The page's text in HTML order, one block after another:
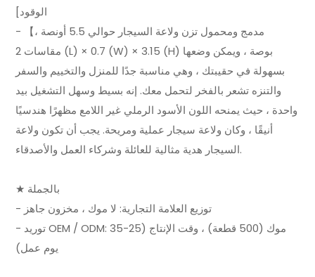
الوقود]
- 【مدمج ومحمول تزن ولاعة السيجار حوالي 5.5 أونصة ،
مقاسات 2 (L) × 0.7 (W) × 3.15 (H) بوصة ، ويمكن وضعها
بسهولة في حقيبتك ، وهي مناسبة جدًا للمنزل والتخييم والسفر
والتنزه تشعر بالفخر لتحمل معك. إنه بسيط وسهل التشغيل بيد
واحدة ، حيث يمنحه اللون الأسود الرملي غير اللامع مظهرًا هندسيًا
أنيقًا ، وكان ولاعة سيجار عملية ومريحة. يجب أن تكون ولاعة
السيجار هدية مثالية للعائلة وشركاء العمل والأصدقاء.
★ بالجملة
- توزيع العلامة التجارية: لا موك ، مخزون جاهز
- توريد OEM / ODM: موك (500 قطعة) ، وقت الإنتاج (25-35
يوم عمل)